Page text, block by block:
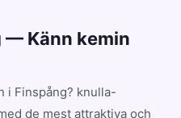
— Känn kemin
i Finspång? knulla-
de mest attraktiva och